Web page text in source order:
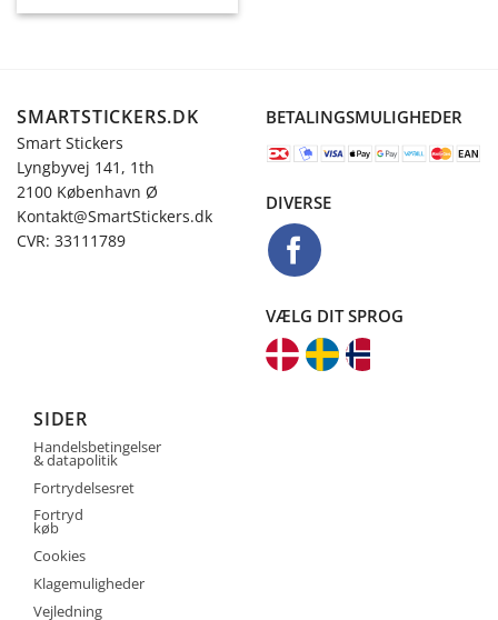
SMARTSTICKERS.DK
Smart Stickers
Lyngbyvej 141, 1th
2100 København Ø
Kontakt@SmartStickers.dk
CVR: 33111789
BETALINGSMULIGHEDER
DIVERSE
VÆLG DIT SPROG
SIDER
Handelsbetingelser
& datapolitik
Fortrydelsesret
Fortryd
køb
Cookies
Klagemuligheder
Vejledning